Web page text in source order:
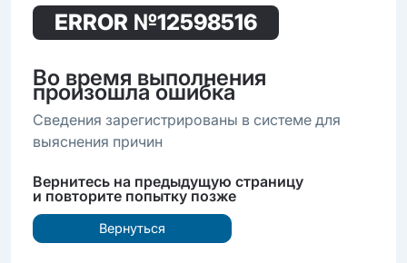
ERROR №12598516
Во время выполнения
произошла ошибка
Сведения зарегистрированы в системе для
выяснения причин
Вернитесь на предыдущую страницу
и повторите попытку позже
Вернуться